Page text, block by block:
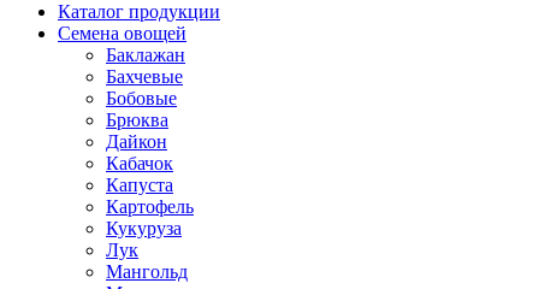
Каталог продукции
Семена овощей
Баклажан
Бахчевые
Бобовые
Брюква
Дайкон
Кабачок
Капуста
Картофель
Кукуруза
Лук
Мангольд